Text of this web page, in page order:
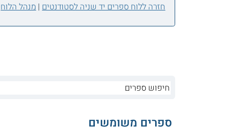
חזרה ללוח ספרים יד שניה לסטודנטים|מנהל הלוח
ספרים משומשים